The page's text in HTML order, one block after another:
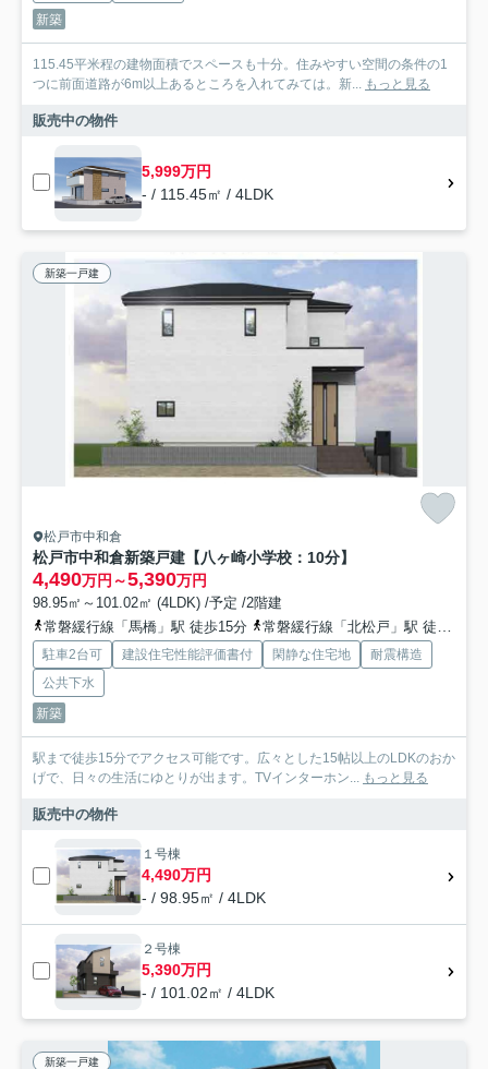
新築
115.45平米程の建物面積でスペースも十分。住みやすい空間の条件の1
つに前面道路が6m以上あるところを入れてみては。新...
もっと見る
販売中の物件
5,999万円
- / 115.45㎡ / 4LDK
新築一戸建
松戸市中和倉
松戸市中和倉新築戸建【八ヶ崎小学校：10分】
4,490万円～5,390万円
98.95㎡～101.02㎡ (4LDK) /予定 /2階建
常磐緩行線「馬橋」駅 徒歩15分
常磐緩行線「北松戸」駅 徒歩22分
駐車2台可 建設住宅性能評価書付 閑静な住宅地
耐震構造
公共下水
新築
駅まで徒歩15分でアクセス可能です。広々とした15帖以上のLDKのおか
げで、日々の生活にゆとりが出ます。TVインターホン...
もっと見る
販売中の物件
１号棟
4,490万円
- / 98.95㎡ / 4LDK
２号棟
5,390万円
- / 101.02㎡ / 4LDK
新築一戸建